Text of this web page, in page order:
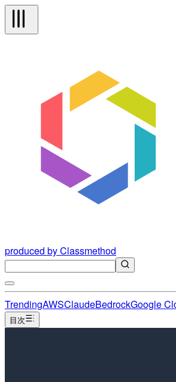
produced by Classmethod
TrendingAWSClaudeBedrockGoogle
目次